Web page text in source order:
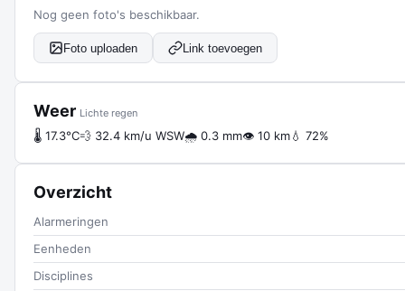
Nog geen foto's beschikbaar.
Foto uploaden Link toevoegen
Weer Lichte regen
🌡 17.3°C💨 32.4 km/u WSW🌧 0.3 mm👁 10 km💧 72%
Overzicht
Alarmeringen
Eenheden
Disciplines